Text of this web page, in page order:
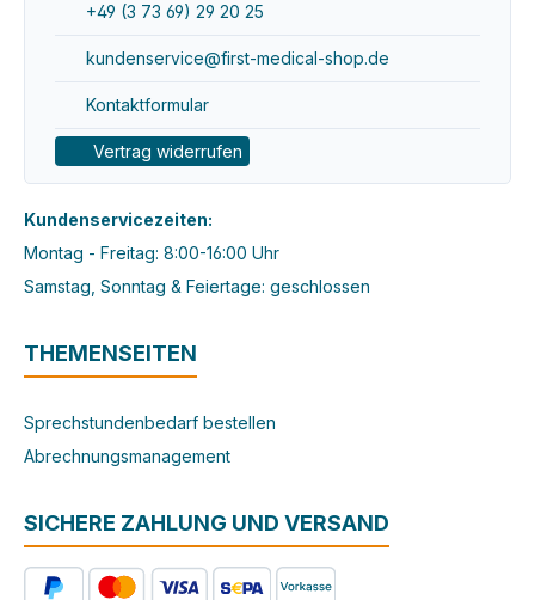
+49 (3 73 69) 29 20 25
kundenservice@first-medical-shop.de
Kontaktformular
Vertrag widerrufen
Kundenservicezeiten:
Montag - Freitag: 8:00-16:00 Uhr
Samstag, Sonntag & Feiertage: geschlossen
THEMENSEITEN
Sprechstundenbedarf bestellen
Abrechnungsmanagement
SICHERE ZAHLUNG UND VERSAND